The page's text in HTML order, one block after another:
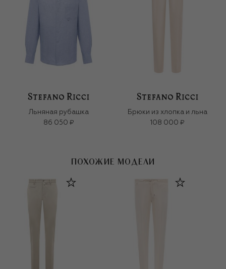
Льняная рубашка
86 050 ₽
Брюки из хлопка и льна
108 000 ₽
ПОХОЖИЕ МОДЕЛИ